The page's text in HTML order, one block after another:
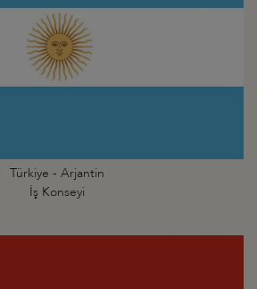
Türkiye - Arjantin
İş Konseyi